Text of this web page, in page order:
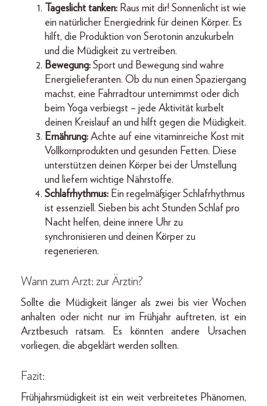
Tageslicht tanken: Raus mit dir! Sonnenlicht ist wie
ein natürlicher Energiedrink für deinen Körper. Es
hilft, die Produktion von Serotonin anzukurbeln
und die Müdigkeit zu vertreiben.
Bewegung: Sport und Bewegung sind wahre
Energielieferanten. Ob du nun einen Spaziergang
machst, eine Fahrradtour unternimmst oder dich
beim Yoga verbiegst – jede Aktivität kurbelt
deinen Kreislauf an und hilft gegen die Müdigkeit.
Ernährung: Achte auf eine vitaminreiche Kost mit
Vollkornprodukten und gesunden Fetten. Diese
unterstützen deinen Körper bei der Umstellung
und liefern wichtige Nährstoffe.
Schlafrhythmus: Ein regelmäßiger Schlafrhythmus
ist essenziell. Sieben bis acht Stunden Schlaf pro
Nacht helfen, deine innere Uhr zu
synchronisieren und deinen Körper zu
regenerieren.
Wann zum Arzt: zur Ärztin?
Sollte die Müdigkeit länger als zwei bis vier Wochen
anhalten oder nicht nur im Frühjahr auftreten, ist ein
Arztbesuch ratsam. Es könnten andere Ursachen
vorliegen, die abgeklärt werden sollten.
Fazit:
Frühjahrsmüdigkeit ist ein weit verbreitetes Phänomen,